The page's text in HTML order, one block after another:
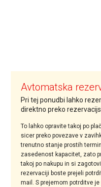
Avtomatska
Pri tej ponudbi lahko
direktno preko
To lahko opravite takoj po
sicer preko povezave v
trenutno stanje prostih
zasedenost kapacitet, zato
takoj po nakupu in si
rezervaciji boste prejeli
mail. S prejemom potrditve